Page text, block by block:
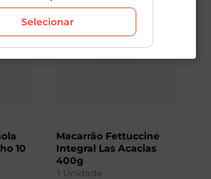
10
Macarrão Fettuccine
Integral Las Acacias
400g
1 Unidade
Selecionar